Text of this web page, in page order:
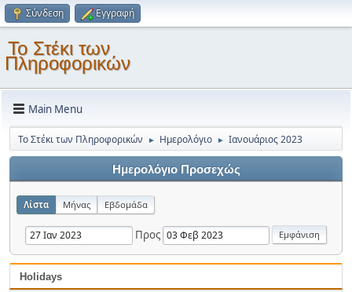
Σύνδεση Εγγραφή
Το Στέκι των
Πληροφορικών
Main Menu
Το Στέκι των Πληροφορικών ► Ημερολόγιο ► Ιανουάριος 2023
Ημερολόγιο Προσεχώς
Λίστα Μήνας Εβδομάδα
Προς
Holidays